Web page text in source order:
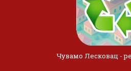
Чувамо Лесковац -